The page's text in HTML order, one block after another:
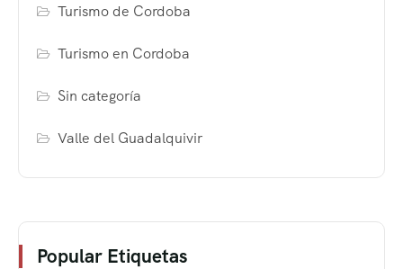
Turismo de Cordoba
Turismo en Cordoba
Sin categoría
Valle del Guadalquivir
Popular Etiquetas